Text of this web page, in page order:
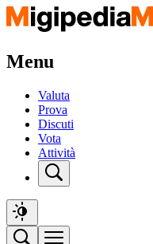
Menu
Valuta
Prova
Discuti
Vota
Attività